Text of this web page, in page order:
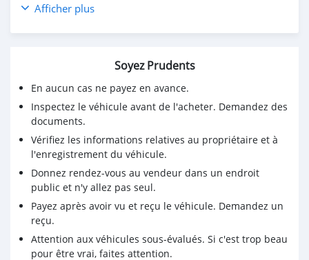
CONTACT EMAIL: lucansachezs@hotmail.com
Afficher plus
Soyez Prudents
En aucun cas ne payez en avance.
Inspectez le véhicule avant de l'acheter. Demandez des
documents.
Vérifiez les informations relatives au propriétaire et à
l'enregistrement du véhicule.
Donnez rendez-vous au vendeur dans un endroit
public et n'y allez pas seul.
Payez après avoir vu et reçu le véhicule. Demandez un
reçu.
Attention aux véhicules sous-évalués. Si c'est trop beau
pour être vrai, faites attention.